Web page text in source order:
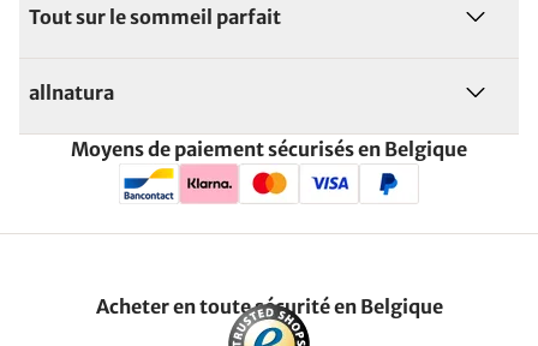
Tout sur le sommeil parfait
allnatura
Moyens de paiement sécurisés en Belgique
Acheter en toute sécurité en Belgique